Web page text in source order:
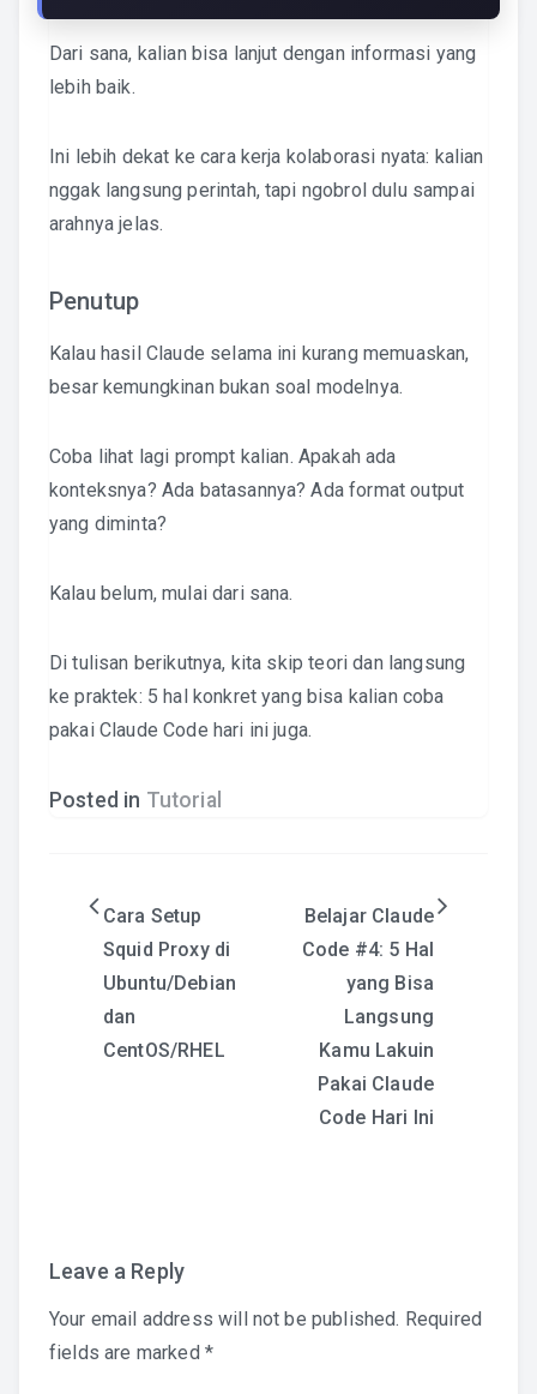
Dari sana, kalian bisa lanjut dengan informasi yang
lebih baik.
Ini lebih dekat ke cara kerja kolaborasi nyata: kalian
nggak langsung perintah, tapi ngobrol dulu sampai
arahnya jelas.
Penutup
Kalau hasil Claude selama ini kurang memuaskan,
besar kemungkinan bukan soal modelnya.
Coba lihat lagi prompt kalian. Apakah ada
konteksnya? Ada batasannya? Ada format output
yang diminta?
Kalau belum, mulai dari sana.
Di tulisan berikutnya, kita skip teori dan langsung
ke praktek: 5 hal konkret yang bisa kalian coba
pakai Claude Code hari ini juga.
Posted in Tutorial
Post
navigation
Cara Setup
Squid Proxy di
Ubuntu/Debian
dan
CentOS/RHEL
Belajar Claude
Code #4: 5 Hal
yang Bisa
Langsung
Kamu Lakuin
Pakai Claude
Code Hari Ini
Leave a Reply
Your email address will not be published. Required
fields are marked *